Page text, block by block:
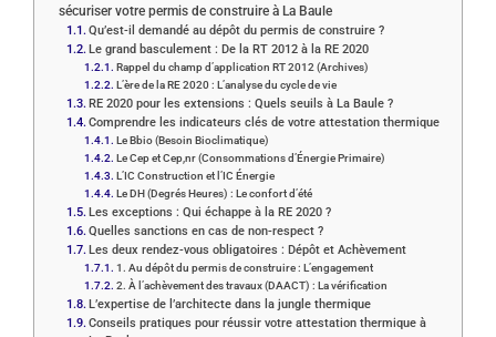
sécuriser votre permis de construire à La Baule
Qu’est-il demandé au dépôt du permis de construire ?
Le grand basculement : De la RT 2012 à la RE 2020
Rappel du champ d’application RT 2012 (Archives)
L’ère de la RE 2020 : L’analyse du cycle de vie
RE 2020 pour les extensions : Quels seuils à La Baule ?
Comprendre les indicateurs clés de votre attestation thermique
Le Bbio (Besoin Bioclimatique)
Le Cep et Cep,nr (Consommations d’Énergie Primaire)
L’IC Construction et l’IC Énergie
Le DH (Degrés Heures) : Le confort d’été
Les exceptions : Qui échappe à la RE 2020 ?
Quelles sanctions en cas de non-respect ?
Les deux rendez-vous obligatoires : Dépôt et Achèvement
1. Au dépôt du permis de construire : L’engagement
2. À l’achèvement des travaux (DAACT) : La vérification
L’expertise de l’architecte dans la jungle thermique
Conseils pratiques pour réussir votre attestation thermique à